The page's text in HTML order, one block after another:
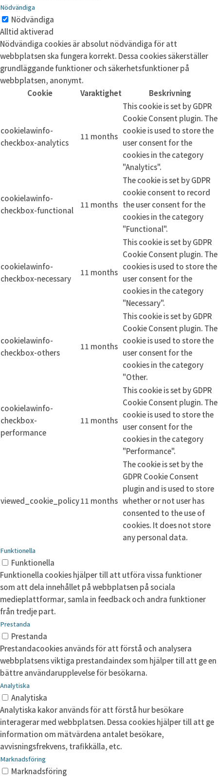
Nödvändiga
Nödvändiga
Alltid aktiverad
Nödvändiga cookies är absolut nödvändiga för att
webbplatsen ska fungera korrekt. Dessa cookies säkerställer
grundläggande funktioner och säkerhetsfunktioner på
webbplatsen, anonymt.
Cookie
Varaktighet Beskrivning
cookielawinfo-
checkbox-analytics
11 months
This cookie is set by GDPR
Cookie Consent plugin. The
cookie is used to store the
user consent for the
cookies in the category
"Analytics".
cookielawinfo-
checkbox-functional
11 months
The cookie is set by GDPR
cookie consent to record
the user consent for the
cookies in the category
"Functional".
cookielawinfo-
checkbox-necessary
11 months
This cookie is set by GDPR
Cookie Consent plugin. The
cookies is used to store the
user consent for the
cookies in the category
"Necessary".
cookielawinfo-
checkbox-others
11 months
This cookie is set by GDPR
Cookie Consent plugin. The
cookie is used to store the
user consent for the
cookies in the category
"Other.
cookielawinfo-
checkbox-
performance
11 months
This cookie is set by GDPR
Cookie Consent plugin. The
cookie is used to store the
user consent for the
cookies in the category
"Performance".
viewed_cookie_policy11 months
The cookie is set by the
GDPR Cookie Consent
plugin and is used to store
whether or not user has
consented to the use of
cookies. It does not store
any personal data.
Funktionella
Funktionella
Funktionella cookies hjälper till att utföra vissa funktioner
som att dela innehållet på webbplatsen på sociala
medieplattformar, samla in feedback och andra funktioner
från tredje part.
Prestanda
Prestanda
Prestandacookies används för att förstå och analysera
webbplatsens viktiga prestandaindex som hjälper till att ge en
bättre användarupplevelse för besökarna.
Analytiska
Analytiska
Analytiska kakor används för att förstå hur besökare
interagerar med webbplatsen. Dessa cookies hjälper till att ge
information om mätvärdena antalet besökare,
avvisningsfrekvens, trafikkälla, etc.
Marknadsföring
Marknadsföring